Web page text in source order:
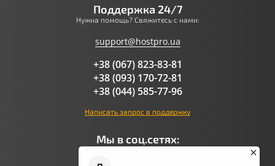
Поддержка 24/7
Нужна помощь? Свяжитесь с нами:
support@hostpro.ua
+38 (067) 823-83-81
+38 (093) 170-72-81
+38 (044) 585-77-96
Написать запрос в поддержку
Мы в соц.сетях: